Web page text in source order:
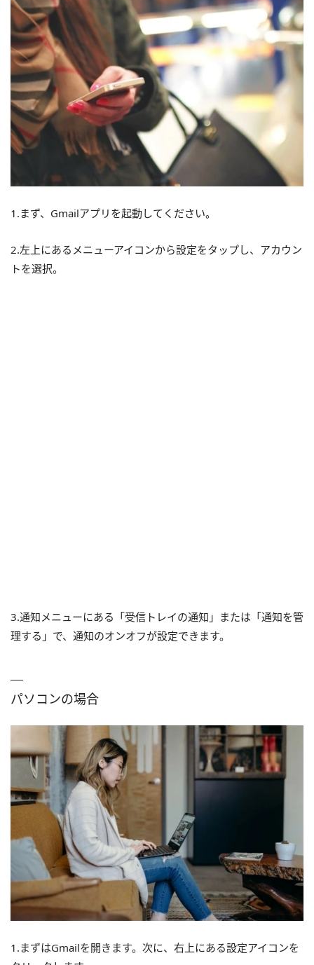
1.まず、Gmailアプリを起動してください。
2.左上にあるメニューアイコンから設定をタップし、アカウン
トを選択。
3.通知メニューにある「受信トレイの通知」または「通知を管
理する」で、通知のオンオフが設定できます。
パソコンの場合
1.まずはGmailを開きます。次に、右上にある設定アイコンを